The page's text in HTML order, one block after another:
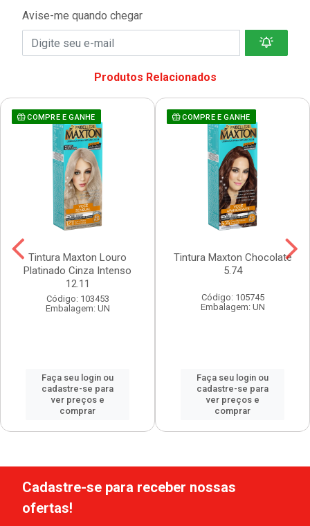
Avise-me quando chegar
Produtos Relacionados
COMPRE E GANHE
Tintura Maxton Louro
Platinado Cinza Intenso
12.11
Código: 103453
Embalagem: UN
Faça seu login ou
cadastre-se para
ver preços e
comprar
COMPRE E GANHE
Tintura Maxton Chocolate
5.74
Código: 105745
Embalagem: UN
Faça seu login ou
cadastre-se para
ver preços e
comprar
Cadastre-se para receber nossas
ofertas!